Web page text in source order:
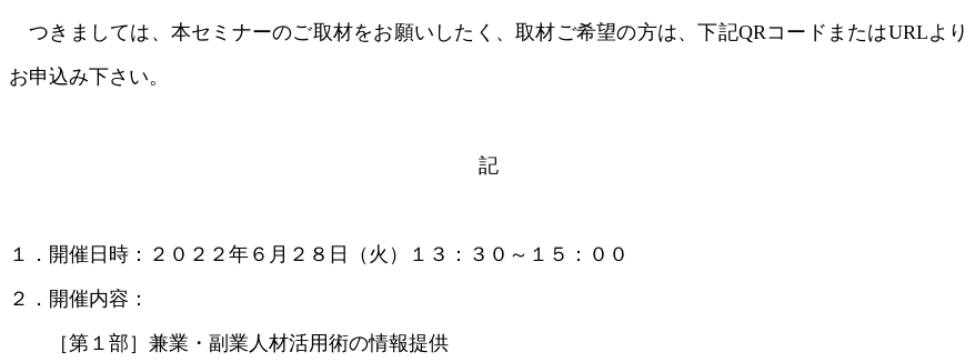
つきましては、本セミナーのご取材をお願いしたく、取材ご希望の方は、下記QRコードまたはURLより
お申込み下さい。
記
１．開催日時：２０２２年６月２８日（火）１３：３０～１５：００
２．開催内容：
［第１部］兼業・副業人材活用術の情報提供